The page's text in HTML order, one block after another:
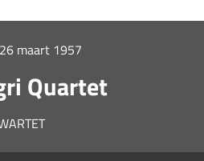
maart 1957
Quartet